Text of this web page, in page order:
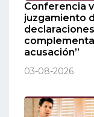
Conferencia
juzgamiento
acusación”
03-08-2026